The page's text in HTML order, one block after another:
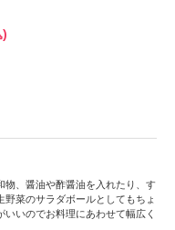
)
物、醤油や酢醤油を入れたり、す
菜のサラダボールとしてもちょ
いのでお料理にあわせて幅広く